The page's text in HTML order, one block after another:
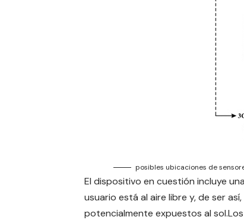
posibles ubicaciones de
El dispositivo en cuestión incluye
usuario está al aire libre y, de ser
potencialmente expuestos al